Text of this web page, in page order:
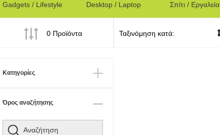
Gadgets / Lifestyle Desktop / Laptop Σπίτι / Εργαλεία
0 Προϊόντα Ταξινόμηση κατά:
Κατηγορίες
Όρος αναζήτησης